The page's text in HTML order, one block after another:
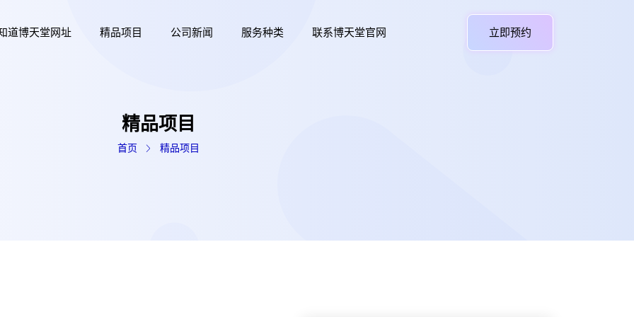
道博天堂网址 精品项目 公司新闻 服务种类 联系博天堂官网 立即预约
精品项目
首页 精品项目